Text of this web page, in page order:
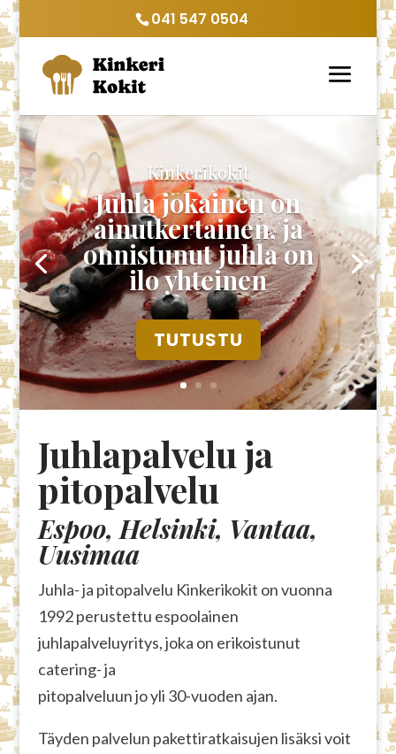
041 547 0504
Kinkerikokit
Juhla jokainen on
ainutkertainen, ja
onnistunut juhla on
ilo yhteinen
TUTUSTU
Juhlapalvelu ja
pitopalvelu
Espoo, Helsinki, Vantaa,
Uusimaa
Juhla- ja pitopalvelu Kinkerikokit on vuonna
1992 perustettu espoolainen
juhlapalveluyritys, joka on erikoistunut
catering- ja
pitopalveluun jo yli 30-vuoden ajan.
Täyden palvelun pakettiratkaisujen lisäksi voit